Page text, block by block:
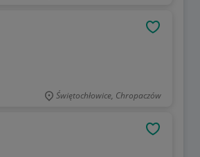
Świętochłowice, Chropaczów